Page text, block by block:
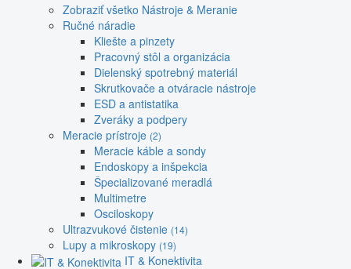
Zobraziť všetko Nástroje & Meranie
Ručné náradie
Kliešte a pinzety
Pracovný stôl a organizácia
Dielenský spotrebný materiál
Skrutkovače a otváracie nástroje
ESD a antistatika
Zveráky a podpery
Meracie prístroje (2)
Meracie káble a sondy
Endoskopy a inšpekcia
Špecializované meradlá
Multimetre
Osciloskopy
Ultrazvukové čistenie (14)
Lupy a mikroskopy (19)
IT & Konektivita